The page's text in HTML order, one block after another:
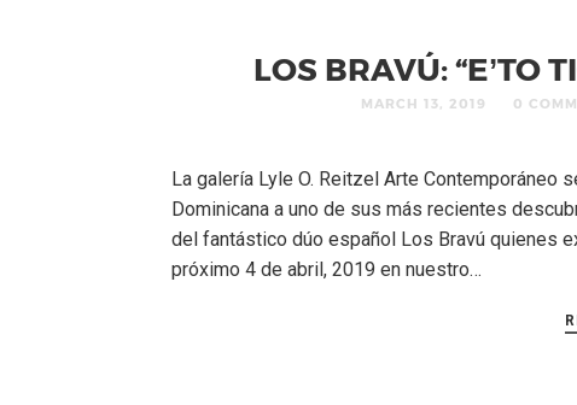
LOS BRAVÚ: “E’TO
MARCH 13, 2019 0
La galería Lyle O. Reitzel Arte Contemporáneo
Dominicana a uno de sus más recientes
del fantástico dúo español Los Bravú quienes
próximo 4 de abril, 2019 en nuestro…